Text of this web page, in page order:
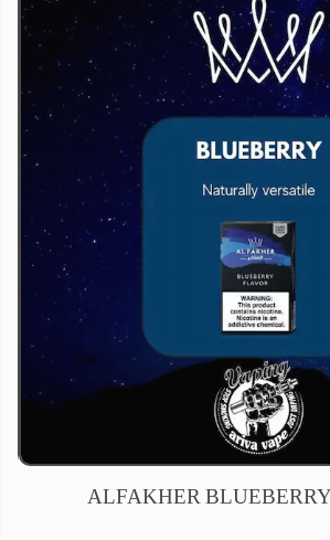
تنباکو الفاخر بلوبری _ ALFAKHER BLUEBERRY